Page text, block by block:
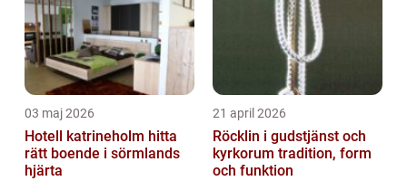
03 maj 2026
Hotell katrineholm hitta
rätt boende i sörmlands
hjärta
21 april 2026
Röcklin i gudstjänst och
kyrkorum tradition, form
och funktion